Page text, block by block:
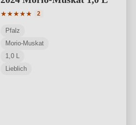
★★★★★
Durchschnittliche Bewertung von 5
2
Pfalz
Morio-Muskat
1,0 L
Lieblich